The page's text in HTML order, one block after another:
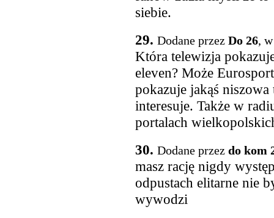
siebie.
29. Dodane przez Do 26,
Która telewizja
eleven? Może
pokazuje jakąś
interesuje. Także w
portalach
30. Dodane przez do kom
masz rację nigdy
odpustach elitarne nie
wywodzi